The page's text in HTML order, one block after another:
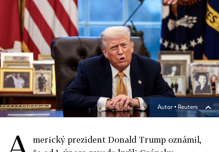
Autor ▪ Reuters
merický prezident Donald Trump oznámil,